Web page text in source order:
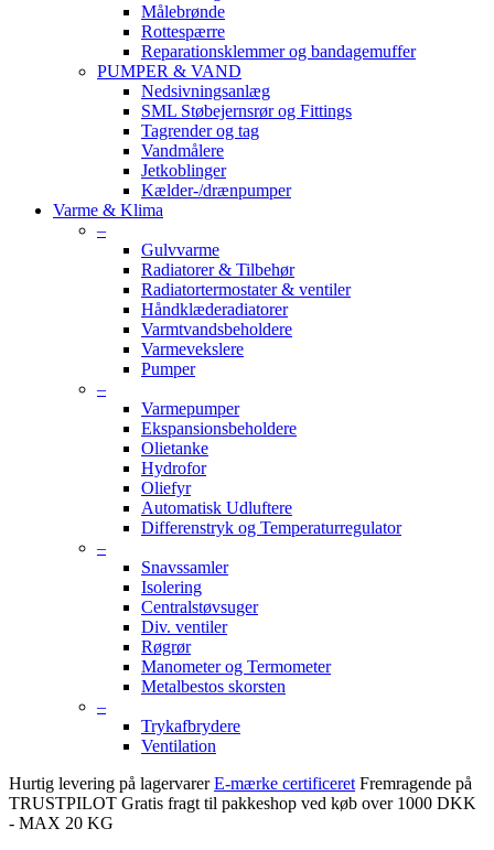
Målebrønde
Rottespærre
Reparationsklemmer og bandagemuffer
PUMPER & VAND
Nedsivningsanlæg
SML Støbejernsrør og Fittings
Tagrender og tag
Vandmålere
Jetkoblinger
Kælder-/drænpumper
Varme & Klima
–
Gulvvarme
Radiatorer & Tilbehør
Radiatortermostater & ventiler
Håndklæderadiatorer
Varmtvandsbeholdere
Varmevekslere
Pumper
–
Varmepumper
Ekspansionsbeholdere
Olietanke
Hydrofor
Oliefyr
Automatisk Udluftere
Differenstryk og Temperaturregulator
–
Snavssamler
Isolering
Centralstøvsuger
Div. ventiler
Røgrør
Manometer og Termometer
Metalbestos skorsten
–
Trykafbrydere
Ventilation
Hurtig levering på lagervarer E-mærke certificeret Fremragende på
TRUSTPILOT Gratis fragt til pakkeshop ved køb over 1000 DKK
- MAX 20 KG